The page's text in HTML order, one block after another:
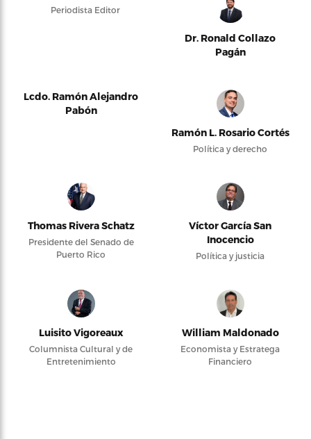
Periodista Editor
Dr. Ronald Collazo
Pagán
Lcdo. Ramón Alejandro
Pabón
Ramón L. Rosario Cortés
Política y derecho
Thomas Rivera Schatz
Presidente del Senado de
Puerto Rico
Víctor García San
Inocencio
Política y justicia
Luisito Vigoreaux
Columnista Cultural y de
Entretenimiento
William Maldonado
Economista y Estratega
Financiero